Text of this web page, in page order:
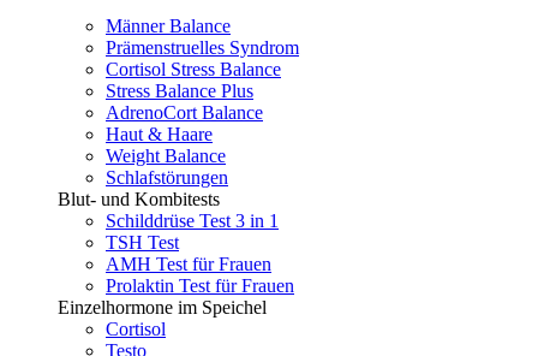
Männer Balance
Prämenstruelles Syndrom
Cortisol Stress Balance
Stress Balance Plus
AdrenoCort Balance
Haut & Haare
Weight Balance
Schlafstörungen
Blut- und Kombitests
Schilddrüse Test 3 in 1
TSH Test
AMH Test für Frauen
Prolaktin Test für Frauen
Einzelhormone im Speichel
Cortisol
Testo